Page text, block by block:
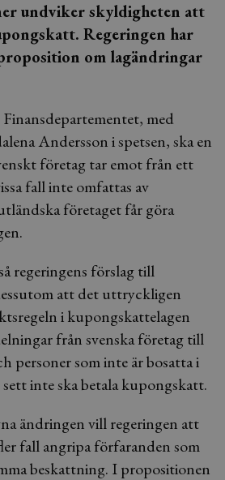
undviker skyldigheten att
Regeringen har
om lagändringar
med
Andersson i spetsen, ska en
företag tar emot från ett
fall inte omfattas av
företaget får göra
regeringens förslag till
att det uttryckligen
i kupongskattelagen
från svenska företag till
personer som inte är bosatta i
inte ska betala kupongskatt.
ändringen vill regeringen att
fall angripa förfaranden som
beskattning. I propositionen